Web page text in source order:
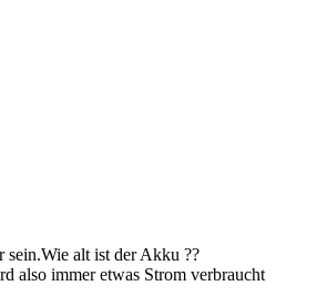
alt ist der Akku ??
also immer etwas Strom verbraucht